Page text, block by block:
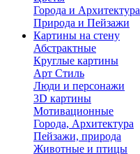
Города и Архитектура
Природа и Пейзажи
Картины на стену
Абстрактные
Круглые картины
Арт Стиль
Люди и персонажи
3D картины
Мотивационные
Города, Архитектура
Пейзажи, природа
Животные и птицы